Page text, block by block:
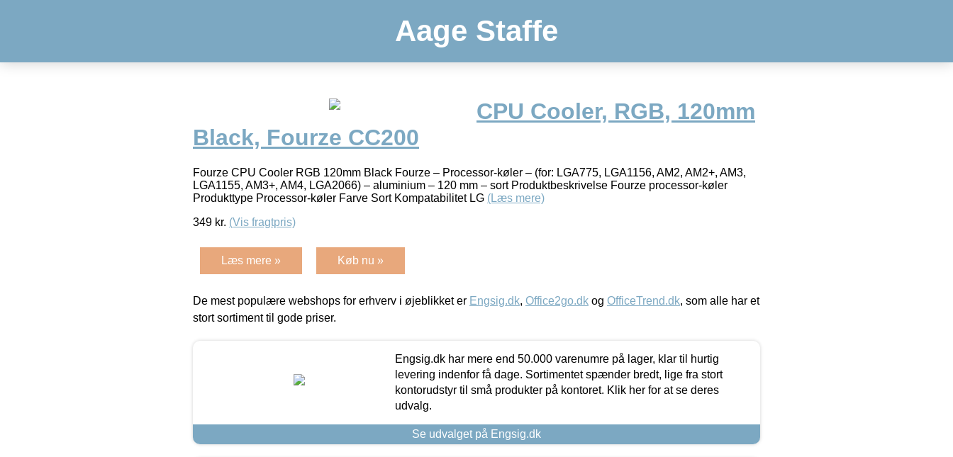
Aage Staffe
CPU Cooler, RGB, 120mm
Black, Fourze CC200
Fourze CPU Cooler RGB 120mm Black Fourze – Processor-køler – (for: LGA775, LGA1156, AM2, AM2+, AM3,
LGA1155, AM3+, AM4, LGA2066) – aluminium – 120 mm – sort Produktbeskrivelse Fourze processor-køler
Produkttype Processor-køler Farve Sort Kompatabilitet LG (Læs mere)
349 kr. (Vis fragtpris)
Læs mere » Køb nu »
De mest populære webshops for erhverv i øjeblikket er Engsig.dk, Office2go.dk og OfficeTrend.dk, som alle har et
stort sortiment til gode priser.
Engsig.dk har mere end 50.000 varenumre på lager, klar til hurtig
levering indenfor få dage. Sortimentet spænder bredt, lige fra stort
kontorudstyr til små produkter på kontoret. Klik her for at se deres
udvalg.
Se udvalget på Engsig.dk